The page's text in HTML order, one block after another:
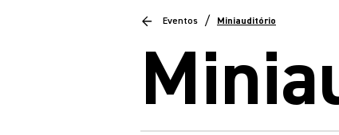
Eventos / Miniauditório